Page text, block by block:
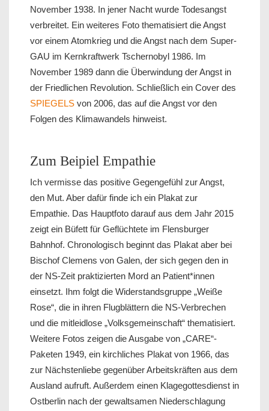
November 1938. In jener Nacht wurde Todesangst
verbreitet. Ein weiteres Foto thematisiert die Angst
vor einem Atomkrieg und die Angst nach dem Super-
GAU im Kernkraftwerk Tschernobyl 1986. Im
November 1989 dann die Überwindung der Angst in
der Friedlichen Revolution. Schließlich ein Cover des
SPIEGELS von 2006, das auf die Angst vor den
Folgen des Klimawandels hinweist.
Zum Beipiel Empathie
Ich vermisse das positive Gegengefühl zur Angst,
den Mut. Aber dafür finde ich ein Plakat zur
Empathie. Das Hauptfoto darauf aus dem Jahr 2015
zeigt ein Büfett für Geflüchtete im Flensburger
Bahnhof. Chronologisch beginnt das Plakat aber bei
Bischof Clemens von Galen, der sich gegen den in
der NS-Zeit praktizierten Mord an Patient*innen
einsetzt. Ihm folgt die Widerstandsgruppe „Weiße
Rose“, die in ihren Flugblättern die NS-Verbrechen
und die mitleidlose „Volksgemeinschaft“ thematisiert.
Weitere Fotos zeigen die Ausgabe von „CARE“-
Paketen 1949, ein kirchliches Plakat von 1966, das
zur Nächstenliebe gegenüber Arbeitskräften aus dem
Ausland aufruft. Außerdem einen Klagegottesdienst in
Ostberlin nach der gewaltsamen Niederschlagung